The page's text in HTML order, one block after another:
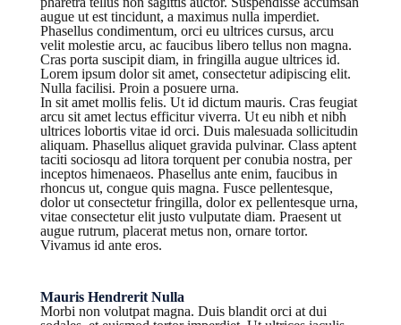
augue ut est tincidunt, a maximus nulla imperdiet.
Phasellus condimentum, orci eu ultrices cursus, arcu
velit molestie arcu, ac faucibus libero tellus non magna.
Cras porta suscipit diam, in fringilla augue ultrices id.
Lorem ipsum dolor sit amet, consectetur adipiscing elit.
Nulla facilisi. Proin a posuere urna.
In sit amet mollis felis. Ut id dictum mauris. Cras feugiat
arcu sit amet lectus efficitur viverra. Ut eu nibh et nibh
ultrices lobortis vitae id orci. Duis malesuada sollicitudin
aliquam. Phasellus aliquet gravida pulvinar. Class aptent
taciti sociosqu ad litora torquent per conubia nostra, per
inceptos himenaeos. Phasellus ante enim, faucibus in
rhoncus ut, congue quis magna. Fusce pellentesque,
dolor ut consectetur fringilla, dolor ex pellentesque urna,
vitae consectetur elit justo vulputate diam. Praesent ut
augue rutrum, placerat metus non, ornare tortor.
Vivamus id ante eros.
Mauris Hendrerit Nulla
Morbi non volutpat magna. Duis blandit orci at dui